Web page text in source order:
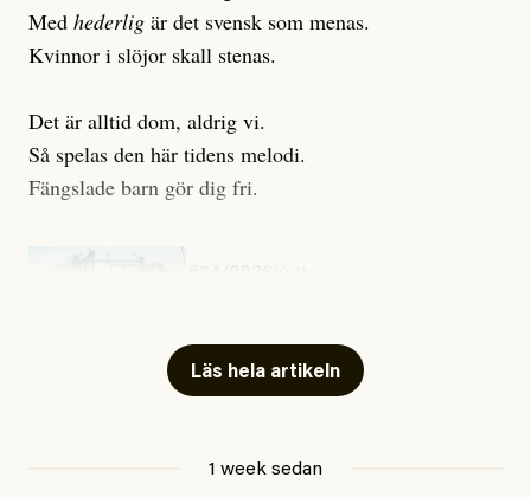
Med hederlig är det svensk som menas.
Kvinnor i slöjor skall stenas.
Det är alltid dom, aldrig vi.
Så spelas den här tidens melodi.
Fängslade barn gör dig fri.
Läs hela artikeln
1 week sedan